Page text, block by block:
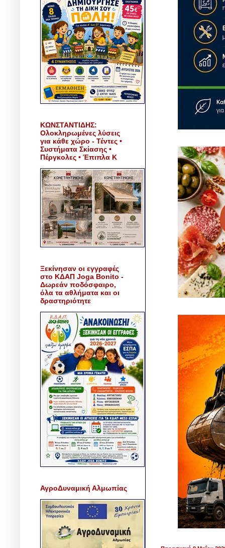
ΚΩΝΣΤΑΝΤΙΔΗΣ:
Ολοκληρωμένες λύσεις
για κάθε χώρο - Τέντες •
Συστήματα Σκίασης •
Πέργκολες • Έπιπλα Κ
Ξεκίνησαν οι εγγραφές
στο ΚΔΑΠ Joga Bonito -
Δωρεάν ποδόσφαιρο,
όλα τα αθλήματα και οι
δραστηριότητε
ΑγροΔυναμική Αλμωπίας